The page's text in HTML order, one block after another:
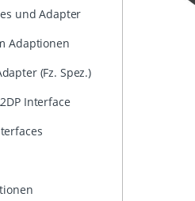
und Adapter
Adaptionen
(Fz. Spez.)
Interface